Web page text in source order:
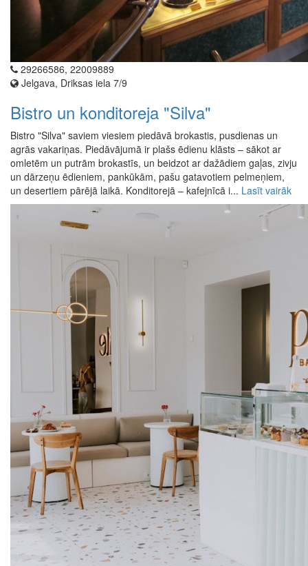
29266586, 22009889
Jelgava, Driksas iela 7/9
Bistro un konditoreja "Silva"
Bistro "Silva" saviem viesiem piedāvā brokastis, pusdienas un
agrās vakariņas. Piedāvājumā ir plašs ēdienu klāsts – sākot ar
omletēm un putrām brokastīs, un beidzot ar dažādiem gaļas, zivju
un dārzeņu ēdieniem, pankūkām, pašu gatavotiem pelmeņiem,
un desertiem pārējā laikā. Konditorejā – kafejnīcā i... Lasīt vairāk